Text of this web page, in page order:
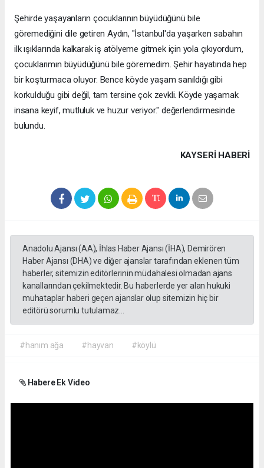
Şehirde yaşayanların çocuklarının büyüdüğünü bile
göremediğini dile getiren Aydın, "İstanbul'da yaşarken sabahın
ilk ışıklarında kalkarak iş atölyeme gitmek için yola çıkıyordum,
çocuklarımın büyüdüğünü bile göremedim. Şehir hayatında hep
bir koşturmaca oluyor. Bence köyde yaşam sanıldığı gibi
korkulduğu gibi değil, tam tersine çok zevkli. Köyde yaşamak
insana keyif, mutluluk ve huzur veriyor." değerlendirmesinde
bulundu.
KAYSERI HABERİ
Anadolu Ajansı (AA), İhlas Haber Ajansı (İHA), Demirören
Haber Ajansı (DHA) ve diğer ajanslar tarafından eklenen tüm
haberler, sitemizin editörlerinin müdahalesi olmadan ajans
kanallarından çekilmektedir. Bu haberlerde yer alan hukuki
muhataplar haberi geçen ajanslar olup sitemizin hiç bir
editörü sorumlu tutulamaz...
#hanım ağa #hayvan #köylü
Habere Ek Video